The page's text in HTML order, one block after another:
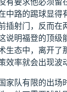
中路的踢球显得
插射门，反而在
说明福登的顶级
生态中，离开了
效率就会出现波
家队有限的出场